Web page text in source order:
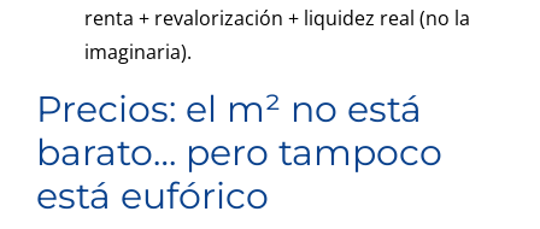
renta + revalorización + liquidez real (no la
imaginaria).
Precios: el m² no está
barato… pero tampoco
está eufórico